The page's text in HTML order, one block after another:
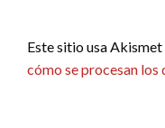
Este sitio usa
cómo se procesan